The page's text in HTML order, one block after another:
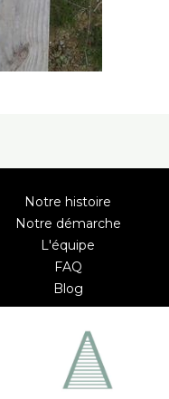
Notre histoire
Notre démarche
L'équipe
FAQ
Blog